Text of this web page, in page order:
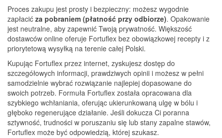
Proces zakupu jest prosty i bezpieczny: możesz wygodnie
zapłacić za pobraniem (płatność przy odbiorze). Opakowanie
jest neutralne, aby zapewnić Twoją prywatność. Większość
dostawców online oferuje Fortuflex bez obowiązkowej recepty i z
priorytetową wysyłką na terenie całej Polski.
Kupując Fortuflex przez internet, zyskujesz dostęp do
szczegółowych informacji, prawdziwych opinii i możesz w pełni
samodzielnie wybrać rozwiązanie najlepiej dopasowane do
swoich potrzeb. Formuła Fortuflex została opracowana dla
szybkiego wchłaniania, oferując ukierunkowaną ulgę w bólu i
głęboko regenerujące działanie. Jeśli dokucza Ci poranna
sztywność, trudności w poruszaniu się lub stany zapalne stawów,
Fortuflex może być odpowiedzią, której szukasz.